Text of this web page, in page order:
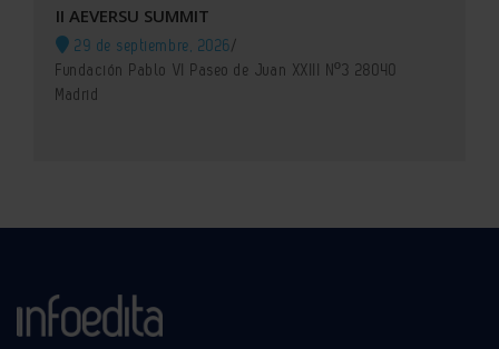
II AEVERSU SUMMIT
29 de septiembre, 2026/
Fundación Pablo VI Paseo de Juan XXIII Nº3 28040
Madrid